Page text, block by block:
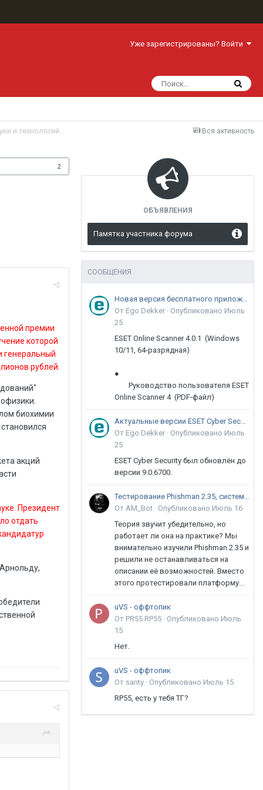
Уже зарегистрированы? Войти
Вся активность
и технологий
2
премии
которой
генеральный
рублей.
биохимии
акций
Президент
отдать
ОБЪЯВЛЕНИЯ
Памятка участника форума
СООБЩЕНИЯ
Новая версия бесплатного приложения ESET Online Scanner доступна пользователям
От Ego Dekker · Опубликовано Июль
25
ESET Online Scanner 4.0.1 (Windows
10/11, 64-разрядная)
●
Руководство пользователя ESET
Online Scanner 4 (PDF-файл)
Актуальные версии ESET Cyber Security 9
От Ego Dekker · Опубликовано Июль
25
ESET Cyber Security был обновлён до
версии 9.0.6700.
Тестирование Phishman 2.35, системы повышения осведомлённости пользователей в сфере ИБ
От AM_Bot · Опубликовано Июль 16
Теория звучит убедительно, но
работает ли она на практике? Мы
внимательно изучили Phishman 2.35 и
решили не останавливаться на
описании её возможностей. Вместо
этого протестировали платформу...
uVS - оффтопик
От PR55.RP55 · Опубликовано Июль
15
Нет.
uVS - оффтопик
От santy · Опубликовано Июль 15
RP55, есть у тебя ТГ?